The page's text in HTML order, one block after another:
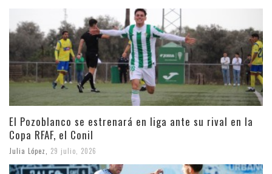
El Pozoblanco se estrenará en liga ante su rival en la
Copa RFAF, el Conil
Julia López 29 julio, 2026